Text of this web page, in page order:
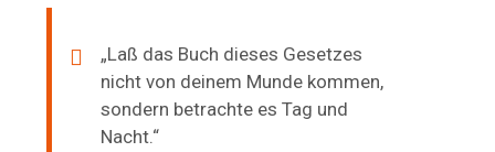
„Laß das Buch dieses Gesetzes
nicht von deinem Munde kommen,
sondern betrachte es Tag und
Nacht.“